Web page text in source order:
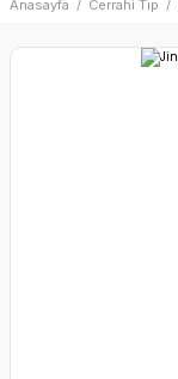
Anasayfa Cerrahi Tıp